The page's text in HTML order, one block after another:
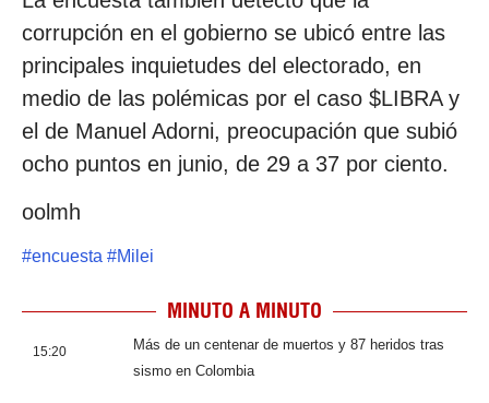
corrupción en el gobierno se ubicó entre las
principales inquietudes del electorado, en
medio de las polémicas por el caso $LIBRA y
el de Manuel Adorni, preocupación que subió
ocho puntos en junio, de 29 a 37 por ciento.
oolmh
#encuesta #Milei
MINUTO A MINUTO
15:20
Más de un centenar de muertos y 87 heridos tras
sismo en Colombia